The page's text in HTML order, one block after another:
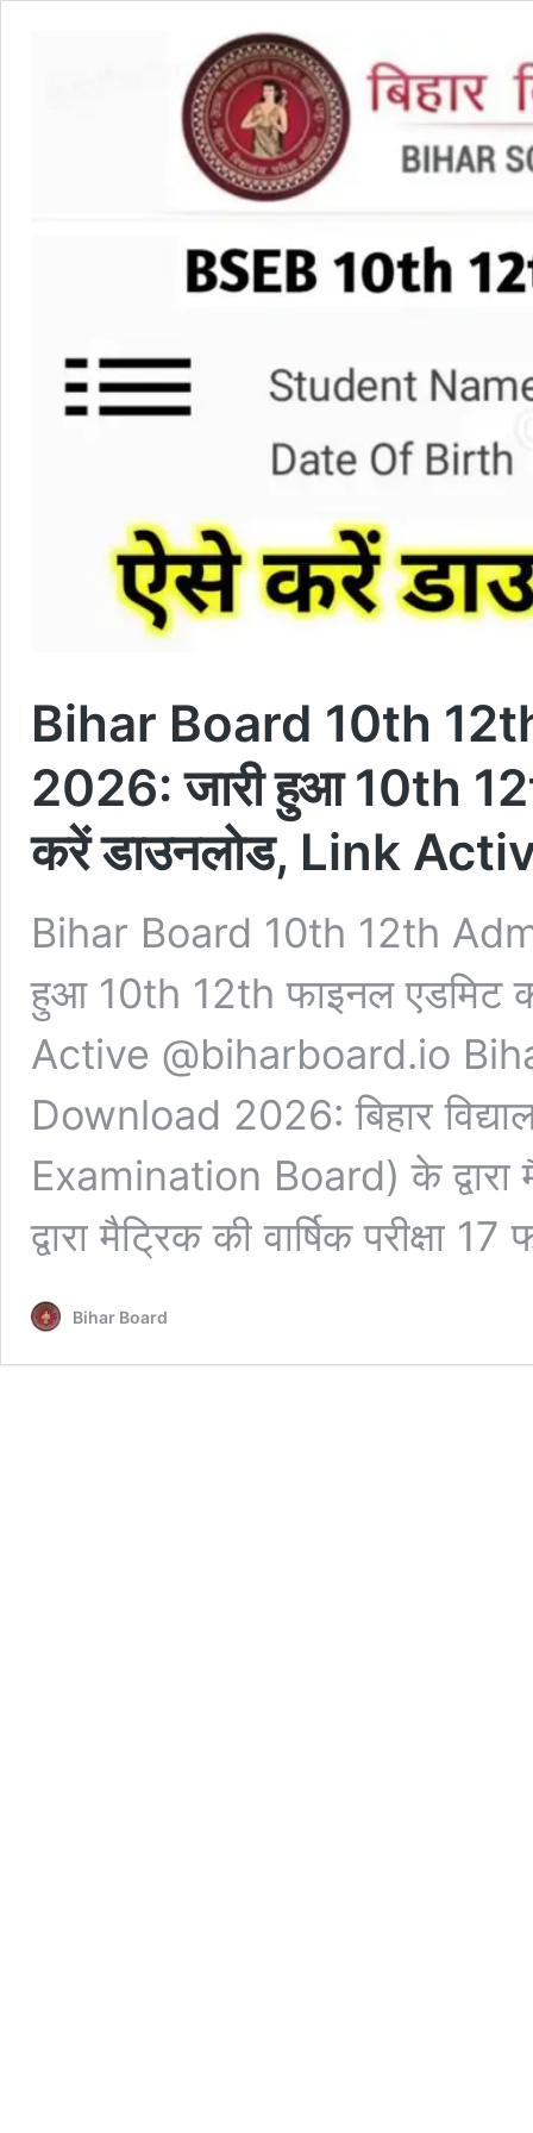
Bihar Board 10th
2026: जारी हुआ 10th
करें डाउनलोड, Link
Bihar Board 10th 12th
हुआ 10th 12th फाइनल एडमिट
Active @biharboard.io
Download 2026: बिहार
Examination Board) के द्वारा
द्वारा मैट्रिक की वार्षिक परीक्षा
Bihar Board